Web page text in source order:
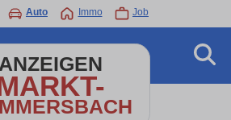
Auto Immo Job
ANZEIGEN